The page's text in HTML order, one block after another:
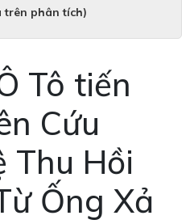
trên phân tích)
Tô tiến
Cứu
Thu Hồi
Ống Xả